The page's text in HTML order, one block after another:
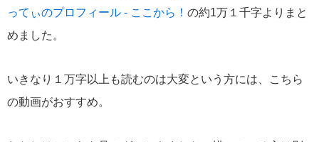
ってぃのプロフィール - ここから！ の約1万１千字よりまと
めました。
いきなり１万字以上も読むのは大変という方には、こちら
の動画がおすすめ。